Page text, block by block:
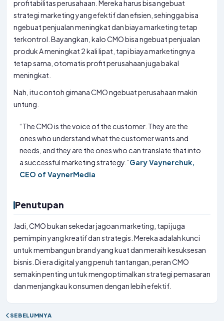
profitabilitas perusahaan. Mereka harus bisa ngebuat
strategi marketing yang efektif dan efisien, sehingga bisa
ngebuat penjualan meningkat dan biaya marketing tetap
terkontrol. Bayangkan, kalo CMO bisa ngebuat penjualan
produk A meningkat 2 kali lipat, tapi biaya marketingnya
tetap sama, otomatis profit perusahaan juga bakal
meningkat.
Nah, itu contoh gimana CMO ngebuat perusahaan makin
untung.
“The CMO is the voice of the customer. They are the
ones who understand what the customer wants and
needs, and they are the ones who can translate that into
a successful marketing strategy.”Gary Vaynerchuk,
CEO of VaynerMedia
Penutupan
Jadi, CMO bukan sekedar jagoan marketing, tapi juga
pemimpin yang kreatif dan strategis. Mereka adalah kunci
untuk membangun brand yang kuat dan meraih kesuksesan
bisnis. Di era digital yang penuh tantangan, peran CMO
semakin penting untuk mengoptimalkan strategi pemasaran
dan menjangkau konsumen dengan lebih efektif.
SEBELUMNYA